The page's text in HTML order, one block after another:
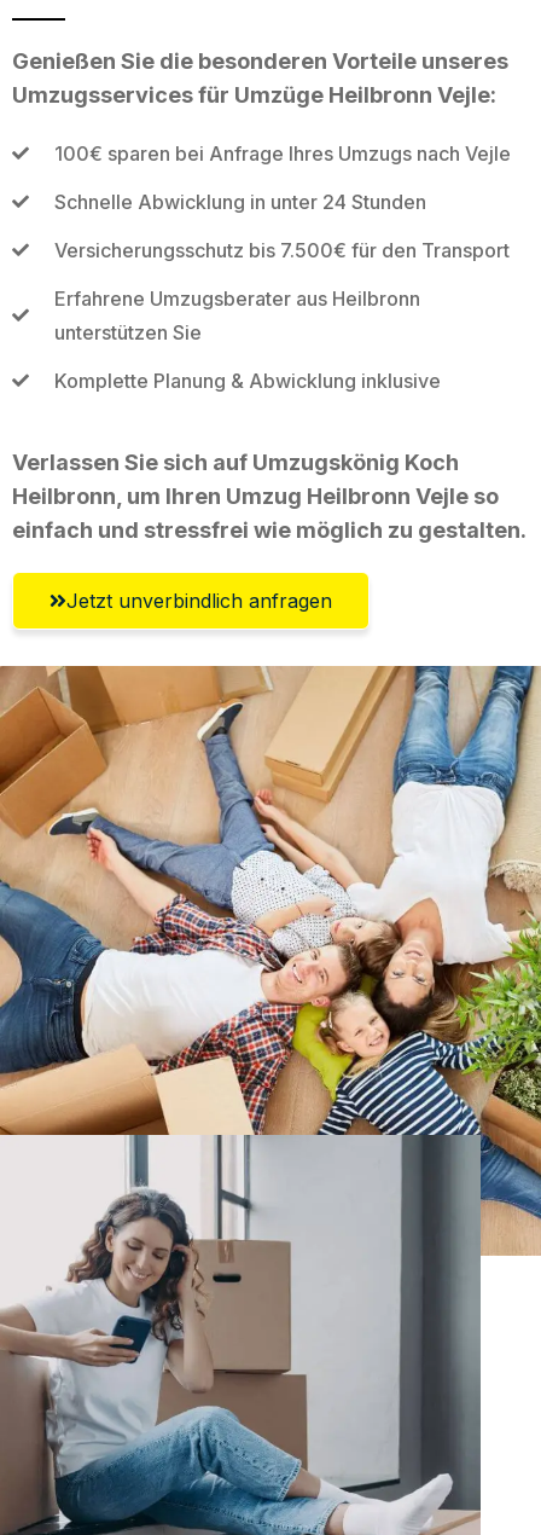
Genießen Sie die besonderen Vorteile unseres
Umzugsservices für Umzüge Heilbronn Vejle:
100€ sparen bei Anfrage Ihres Umzugs nach Vejle
Schnelle Abwicklung in unter 24 Stunden
Versicherungsschutz bis 7.500€ für den Transport
Erfahrene Umzugsberater aus Heilbronn
unterstützen Sie
Komplette Planung & Abwicklung inklusive
Verlassen Sie sich auf Umzugskönig Koch
Heilbronn, um Ihren Umzug Heilbronn Vejle so
einfach und stressfrei wie möglich zu gestalten.
Jetzt unverbindlich anfragen